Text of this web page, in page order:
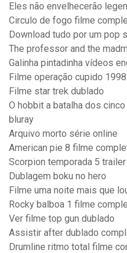
Eles não envelhecerão
Circulo de fogo filme
Download tudo por um pop
The professor and the
Galinha pintadinha vídeos
Filme operação cupido 1998
Filme star trek dublado
O hobbit a batalha dos
bluray
Arquivo morto série online
American pie 8 filme
Scorpion temporada 5 trailer
Dublagem boku no hero
Filme uma noite mais que
Rocky balboa 1 filme
Ver filme top gun dublado
Assistir after dublado
Drumline ritmo total filme